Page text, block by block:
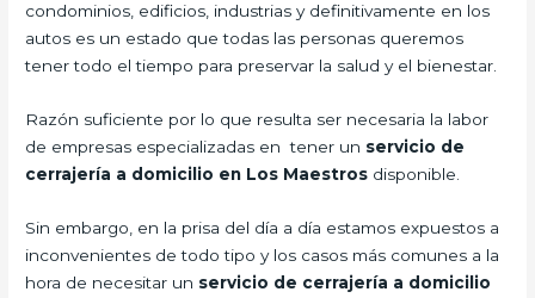
condominios, edificios, industrias y definitivamente en los
autos es un estado que todas las personas queremos
tener todo el tiempo para preservar la salud y el bienestar.
Razón suficiente por lo que resulta ser necesaria la labor
de empresas especializadas en tener un servicio de
cerrajería a domicilio en Los Maestros disponible.
Sin embargo, en la prisa del día a día estamos expuestos a
inconvenientes de todo tipo y los casos más comunes a la
hora de necesitar un servicio de cerrajería a domicilio